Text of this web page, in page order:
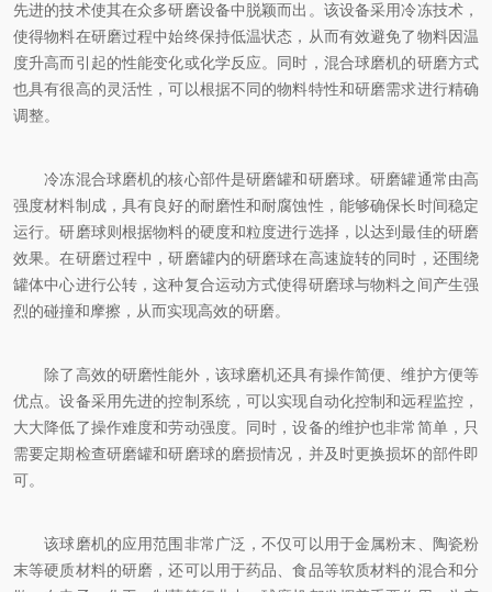
先进的技术使其在众多研磨设备中脱颖而出。该设备采用冷冻技术，
使得物料在研磨过程中始终保持低温状态，从而有效避免了物料因温
度升高而引起的性能变化或化学反应。同时，混合球磨机的研磨方式
也具有很高的灵活性，可以根据不同的物料特性和研磨需求进行精确
调整。
冷冻混合球磨机的核心部件是研磨罐和研磨球。研磨罐通常由高
强度材料制成，具有良好的耐磨性和耐腐蚀性，能够确保长时间稳定
运行。研磨球则根据物料的硬度和粒度进行选择，以达到最佳的研磨
效果。在研磨过程中，研磨罐内的研磨球在高速旋转的同时，还围绕
罐体中心进行公转，这种复合运动方式使得研磨球与物料之间产生强
烈的碰撞和摩擦，从而实现高效的研磨。
除了高效的研磨性能外，该球磨机还具有操作简便、维护方便等
优点。设备采用先进的控制系统，可以实现自动化控制和远程监控，
大大降低了操作难度和劳动强度。同时，设备的维护也非常简单，只
需要定期检查研磨罐和研磨球的磨损情况，并及时更换损坏的部件即
可。
该球磨机的应用范围非常广泛，不仅可以用于金属粉末、陶瓷粉
末等硬质材料的研磨，还可以用于药品、食品等软质材料的混合和分